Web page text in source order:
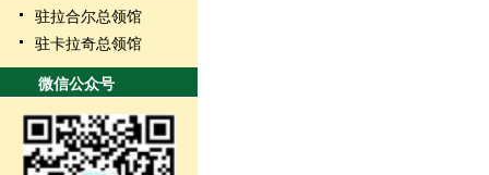
驻拉合尔总领馆
驻卡拉奇总领馆
微信公众号